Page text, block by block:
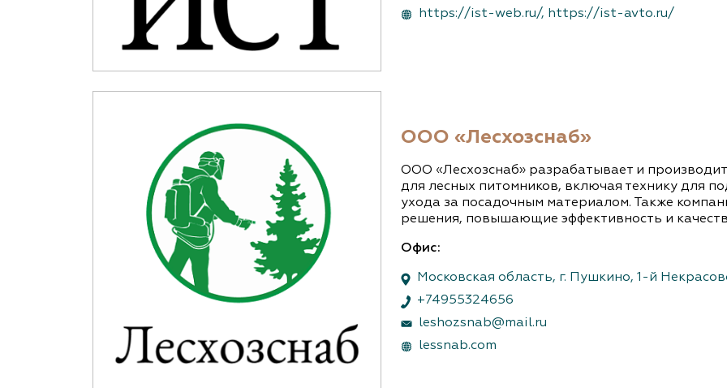
https://ist-web.ru/, https://ist-avto.ru/
ООО «Лесхозснаб»
ООО «Лесхозснаб» разрабатывает и
для лесных питомников, включая технику для
ухода за посадочным материалом. Также
решения, повышающие эффективность и
Офис:
Московская область, г. Пушкино, 1-й
+74955324656
leshozsnab@mail.ru
lessnab.com